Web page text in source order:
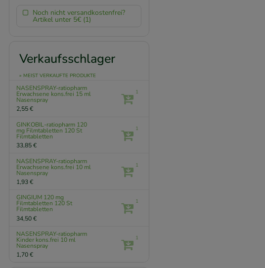
Noch nicht versandkostenfrei?
Artikel unter 5€ (1)
Verkaufsschlager
» MEIST VERKAUFTE PRODUKTE
NASENSPRAY-ratiopharm
Erwachsene kons.frei 15 ml
Nasenspray
2,55 €
1
GINKOBIL-ratiopharm 120
mg Filmtabletten 120 St
Filmtabletten
33,85 €
1
NASENSPRAY-ratiopharm
Erwachsene kons.frei 10 ml
Nasenspray
1,93 €
1
GINGIUM 120 mg
Filmtabletten 120 St
Filmtabletten
34,50 €
1
NASENSPRAY-ratiopharm
Kinder kons.frei 10 ml
Nasenspray
1,70 €
1